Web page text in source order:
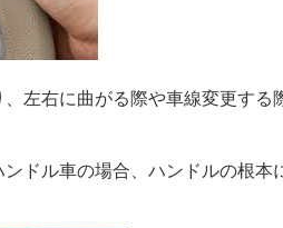
左右に曲がる際や車線変更す
ドル車の場合、ハンドルの根